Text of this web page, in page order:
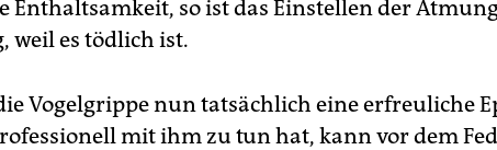
Enthaltsamkeit, so ist das Einstellen der
weil es tödlich ist.
Vogelgrippe nun tatsächlich eine erfreuliche
mit ihm zu tun hat, kann vor dem